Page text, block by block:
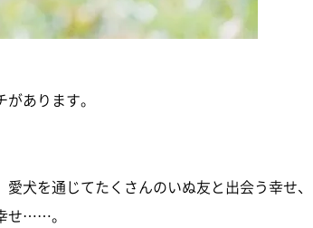
あります。
犬を通じてたくさんのいぬ友と出会う幸せ、
せ……。